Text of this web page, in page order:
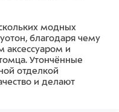
модных
благодаря чему
аксессуаром и
Утончённые
отделкой
и делают